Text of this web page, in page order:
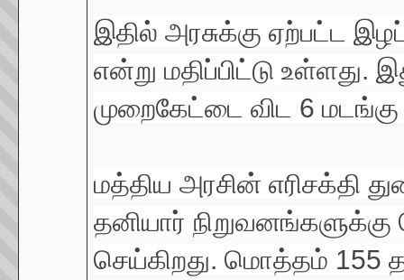
இதில் அரசுக்கு ஏற்பட்ட
என்று மதிப்பிட்டு உள்ளது.
முறைகேட்டை விட 6 மடங்கு
மத்திய அரசின் எரிசக்தி
தனியார்
செய்கிறது. மொத்தம் 155